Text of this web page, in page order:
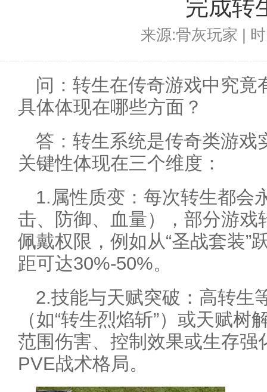
完成转
来源:骨灰玩家 |
问：转生在传奇游戏中究竟
具体体现在哪些方面？
答：转生系统是传奇类游戏
关键性体现在三个维度：
1.属性质变：每次转生都会
击、防御、血量），部分游戏
佩戴权限，例如从“圣战套装”
距可达30%-50%。
2.技能与天赋突破：高转生
（如“转生烈焰斩”）或天赋
范围伤害、控制效果或生存强
PVE战术格局。